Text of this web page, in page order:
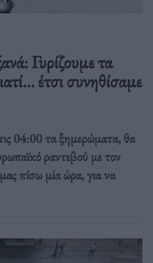
Γυρίζουμε τα
έτσι συνηθίσαμε
04:00 τα ξημερώματα, θα
ραντεβού με τον
πίσω μία ώρα, για να